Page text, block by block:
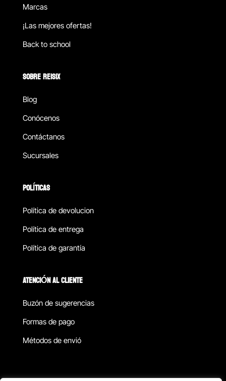
Marcas
¡Las mejores ofertas!
Back to school
SOBRE REISIX
Blog
Conócenos
Contáctanos
Sucursales
POLÍTICAS
Política de devolucion
Política de entrega
Política de garantía
ATENCIÓN AL CLIENTE
Buzón de sugerencias
Formas de pago
Métodos de envió